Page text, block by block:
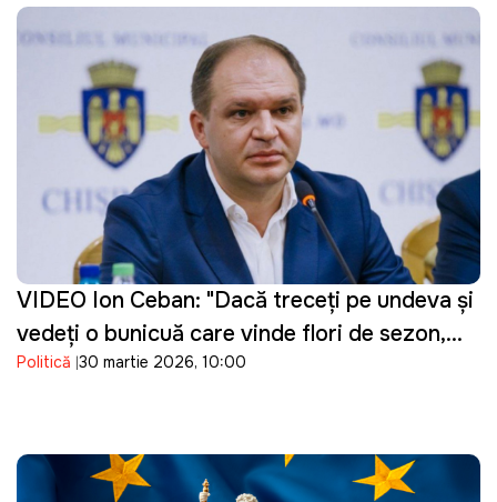
VIDEO Ion Ceban: "Dacă treceți pe undeva și
vedeți o bunicuță care vinde flori de sezon,
cumpărați un buchet"
Politică 30 martie 2026, 10:00